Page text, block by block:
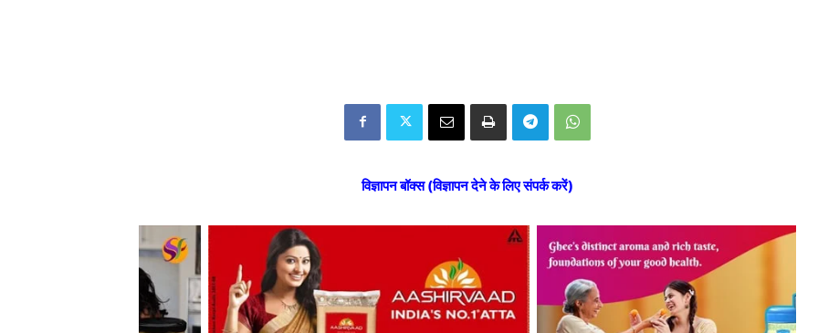
विज्ञापन बॉक्स (विज्ञापन देने के लिए संपर्क करें)